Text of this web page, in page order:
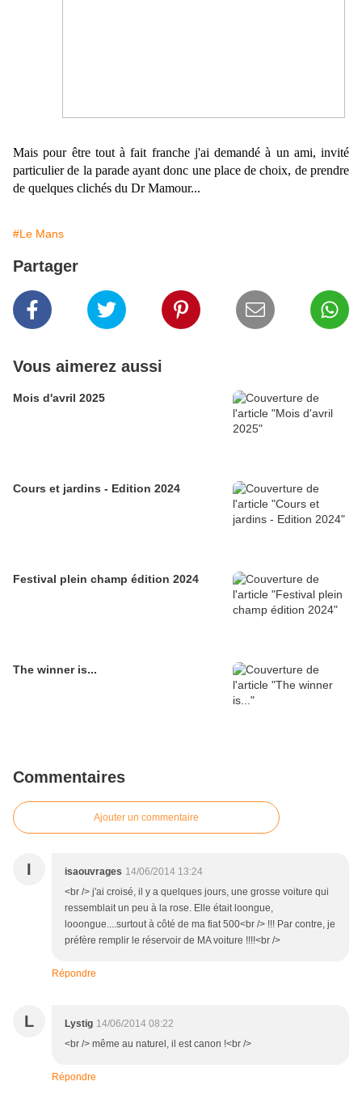
Mais pour être tout à fait franche j'ai demandé à un ami, invité
particulier de la parade ayant donc une place de choix, de prendre
de quelques clichés du Dr Mamour...
#Le Mans
Partager
Vous aimerez aussi
Mois d'avril 2025
Cours et jardins - Edition 2024
Festival plein champ édition 2024
The winner is...
Commentaires
Ajouter un commentaire
I isaouvrages 14/06/2014 13:24
<br /> j'ai croisé, il y a quelques jours, une grosse voiture qui
ressemblait un peu à la rose. Elle était loongue,
looongue....surtout à côté de ma fiat 500<br /> !!! Par contre, je
préfère remplir le réservoir de MA voiture !!!!<br />
Répondre
L Lystig 14/06/2014 08:22
<br /> même au naturel, il est canon !<br />
Répondre